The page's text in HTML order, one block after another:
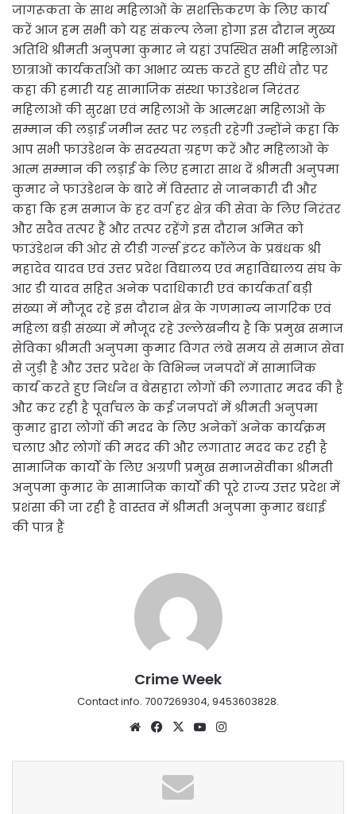
जागरूकता के साथ महिलाओं के सशक्तिकरण के लिए कार्य
करें आज हम सभी को यह संकल्प लेना होगा इस दौरान मुख्य
अतिथि श्रीमती अनुपमा कुमार ने यहां उपस्थित सभी महिलाओं
छात्राओं कार्यकर्ताओं का आभार व्यक्त करते हुए सीधे तौर पर
कहा की हमारी यह सामाजिक संस्था फाउंडेशन निरंतर
महिलाओं की सुरक्षा एवं महिलाओं के आत्मरक्षा महिलाओं के
सम्मान की लड़ाई जमीन स्तर पर लड़ती रहेगी उन्होंने कहा कि
आप सभी फाउंडेशन के सदस्यता ग्रहण करें और महिलाओं के
आत्म सम्मान की लड़ाई के लिए हमारा साथ दें श्रीमती अनुपमा
कुमार ने फाउंडेशन के बारे में विस्तार से जानकारी दी और
कहा कि हम समाज के हर वर्ग हर क्षेत्र की सेवा के लिए निरंतर
और सदैव तत्पर हैं और तत्पर रहेंगे इस दौरान अमित को
फाउंडेशन की ओर से टीडी गर्ल्स इंटर कॉलेज के प्रबंधक श्री
महादेव यादव एवं उत्तर प्रदेश विद्यालय एवं महाविद्यालय संघ के
आर डी यादव सहित अनेक पदाधिकारी एवं कार्यकर्ता बड़ी
संख्या में मौजूद रहे इस दौरान क्षेत्र के गणमान्य नागरिक एवं
महिला बड़ी संख्या में मौजूद रहे उल्लेखनीय है कि प्रमुख समाज
सेविका श्रीमती अनुपमा कुमार विगत लंबे समय से समाज सेवा
से जुड़ी है और उत्तर प्रदेश के विभिन्न जनपदों में सामाजिक
कार्य करते हुए निर्धन व बेसहारा लोगों की लगातार मदद की है
और कर रही है पूर्वांचल के कई जनपदों में श्रीमती अनुपमा
कुमार द्वारा लोगों की मदद के लिए अनेकों अनेक कार्यक्रम
चलाए और लोगों की मदद की और लगातार मदद कर रही है
सामाजिक कार्यों के लिए अग्रणी प्रमुख समाजसेवीका श्रीमती
अनुपमा कुमार के सामाजिक कार्यों की पूरे राज्य उत्तर प्रदेश में
प्रशंसा की जा रही है वास्तव में श्रीमती अनुपमा कुमार बधाई
की पात्र हैं
Crime Week
Contact info. 7007269304, 9453603828.
WebsiteFacebook
X YouTube